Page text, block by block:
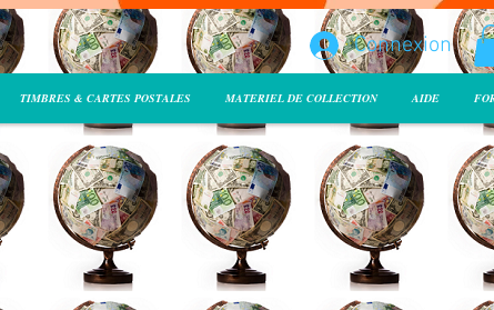
Connexion
TIMBRES & CARTES POSTALES MATERIEL DE COLLECTION AIDE